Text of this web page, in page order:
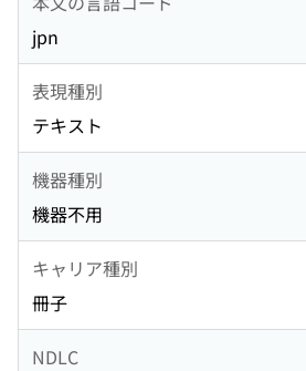
jpn
表現種別
テキスト
機器種別
機器不用
キャリア種別
冊子
NDLC